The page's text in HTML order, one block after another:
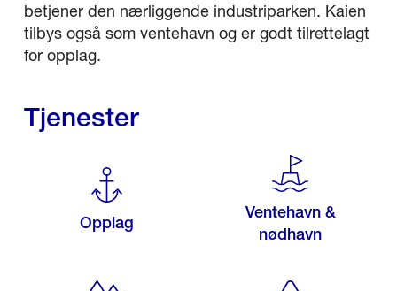
betjener den nærliggende industriparken. Kaien
tilbys også som ventehavn og er godt tilrettelagt
for opplag.
Tjenester
Opplag
Ventehavn &
nødhavn